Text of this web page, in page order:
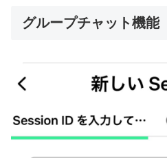
グループチャット機能